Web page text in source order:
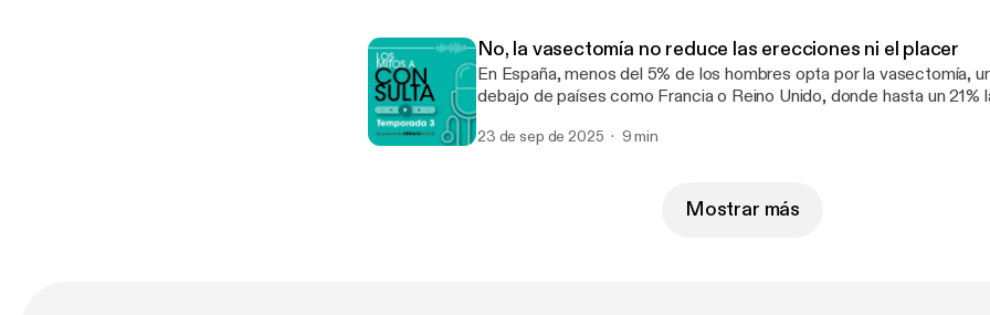
¿qué le ocurre en realidad a nuestro cuerpo cuando cambia el clima?
los reumáticos viven mejor en áreas soleadas? Todas las respuestas
podcast. See omnystudio.com/listener [https://omnystudio.com/listener] for privacy
information.
No, la vasectomía no reduce las erecciones ni el placer
En España, menos del 5% de los hombres opta por la vasectomía,
debajo de países como Francia o Reino Unido, donde hasta un 21%
mitos que rodean a esta intervención que, según explica el doctor
omnystudio.com/listener [https://omnystudio.com/listener] for
23 de sep de 2025 9 min
Mostrar más